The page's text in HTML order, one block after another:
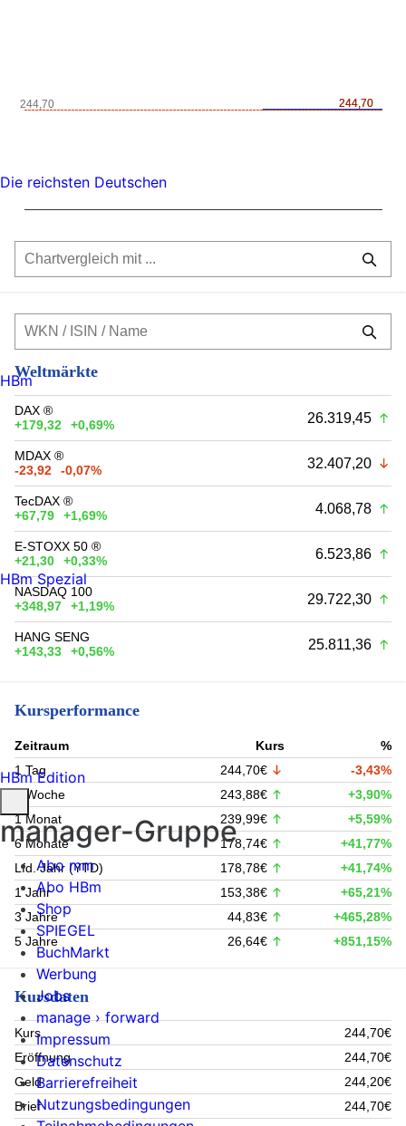
244,70
244,70
244,70
Weltmärkte
DAX ®
+179,32
+0,69% 26.319,45
MDAX ®
-23,92
-0,07% 32.407,20
TecDAX ®
+67,79
+1,69% 4.068,78
E-STOXX 50 ®
+21,30
+0,33% 6.523,86
NASDAQ 100
+348,97
+1,19% 29.722,30
HANG SENG
+143,33
+0,56% 25.811,36
Kursperformance
Zeitraum Kurs
%
1 Tag
244,70€
-3,43%
1 Woche
243,88€
+3,90%
1 Monat
239,99€
+5,59%
6 Monate
178,74€
+41,77%
Lfd. Jahr (YTD)
178,78€
+41,74%
1 Jahr
153,38€
+65,21%
3 Jahre
44,83€
+465,28%
5 Jahre
26,64€ +851,15%
Kursdaten
Kurs
244,70€
Eröffnung
244,70€
Geld
244,20€
Brief
244,70€
Die reichsten Deutschen
HBm
HBm Spezial
HBm Edition
manager-Gruppe
Abo mm
Abo HBm
Shop
SPIEGEL
BuchMarkt
Werbung
Jobs
manage › forward
Impressum
Datenschutz
Barrierefreiheit
Nutzungsbedingungen